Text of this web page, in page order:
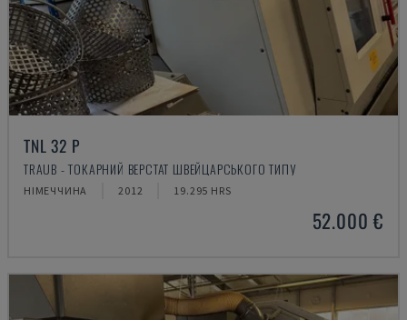
TNL 32 P
TRAUB - ТОКАРНИЙ ВЕРСТАТ ШВЕЙЦАРСЬКОГО ТИПУ
НІМЕЧЧИНА 2012 19.295 HRS
52.000 €